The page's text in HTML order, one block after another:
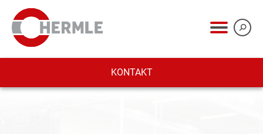
KONTAKT